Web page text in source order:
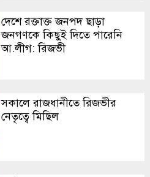
দেশে রক্তাক্ত জনপদ ছাড়া
জনগণকে কিছুই দিতে পারেনি
আ.লীগ: রিজভী
সকালে রাজধানীতে রিজভীর
নেতৃত্বে মিছিল